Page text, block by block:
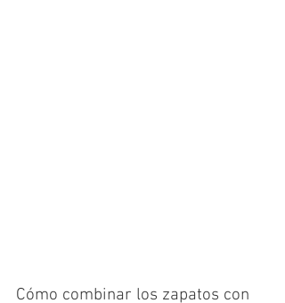
Cómo combinar los zapatos con